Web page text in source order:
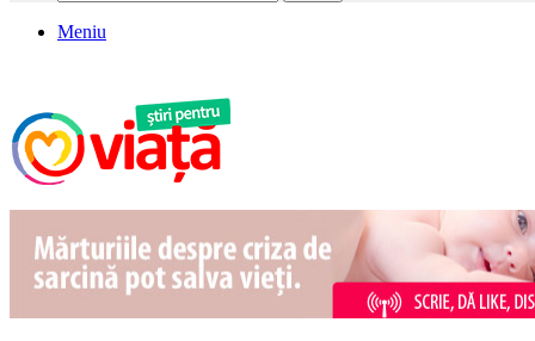
Meniu